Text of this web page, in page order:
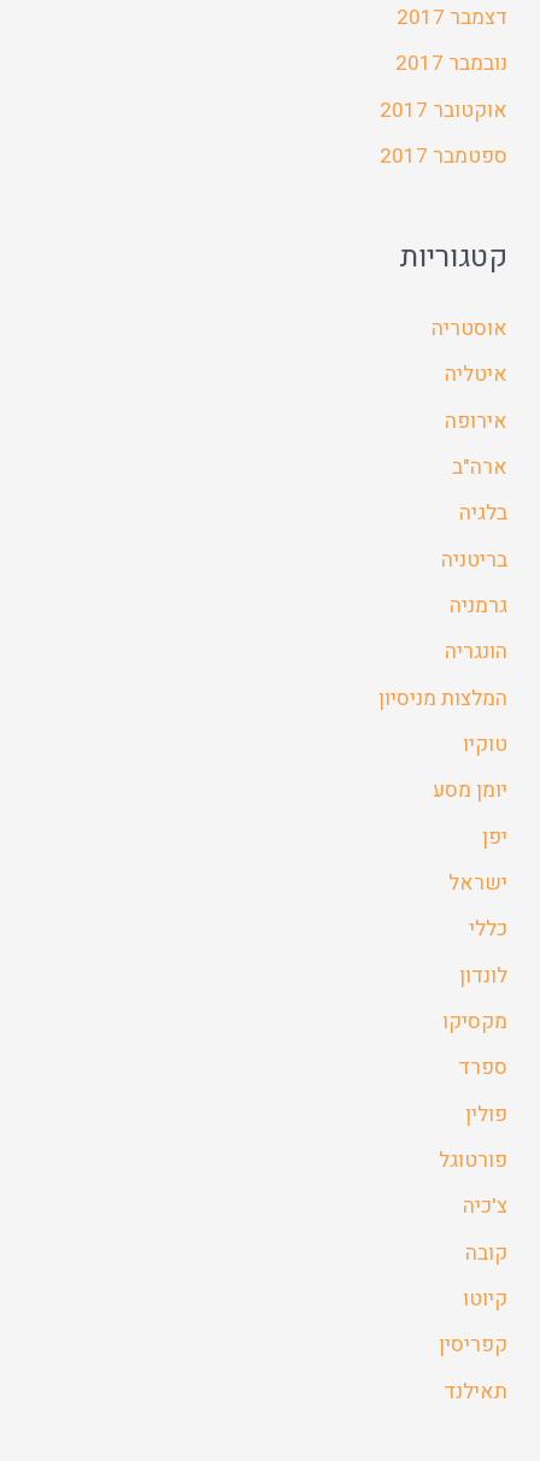
דצמבר 2017
נובמבר 2017
אוקטובר 2017
ספטמבר 2017
קטגוריות
אוסטריה
איטליה
אירופה
ארה"ב
בלגיה
בריטניה
גרמניה
הונגריה
המלצות מניסיון
טוקיו
יומן מסע
יפן
ישראל
כללי
לונדון
מקסיקו
ספרד
פולין
פורטוגל
צ'כיה
קובה
קיוטו
קפריסין
תאילנד